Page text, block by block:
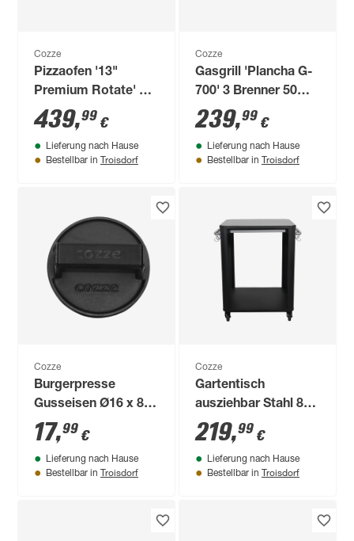
Cozze
Pizzaofen '13"
Premium Rotate' 50
mbar
439,99 €
Lieferung nach Hause
Bestellbar in Troisdorf
Cozze
Gasgrill 'Plancha G-
700' 3 Brenner 50
mbar
239,99 €
Lieferung nach Hause
Bestellbar in Troisdorf
Cozze
Burgerpresse
Gusseisen Ø16 x 8
cm
17,99 €
Lieferung nach Hause
Bestellbar in Troisdorf
Cozze
Gartentisch
ausziehbar Stahl 83
x 83 x 63,5/93,5 cm
219,99 €
Lieferung nach Hause
Bestellbar in Troisdorf